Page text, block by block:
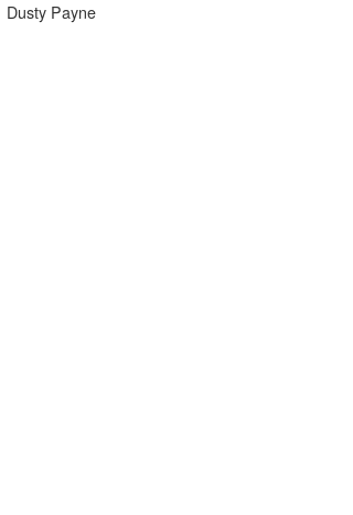
Dusty Payne